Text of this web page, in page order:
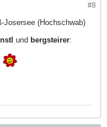
#8
Josersee (Hochschwab)
und bergsteirer: